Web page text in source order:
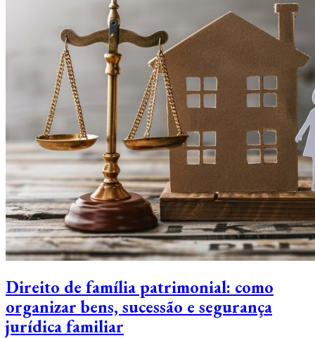
Direito de família patrimonial: como
organizar bens, sucessão e segurança
jurídica familiar